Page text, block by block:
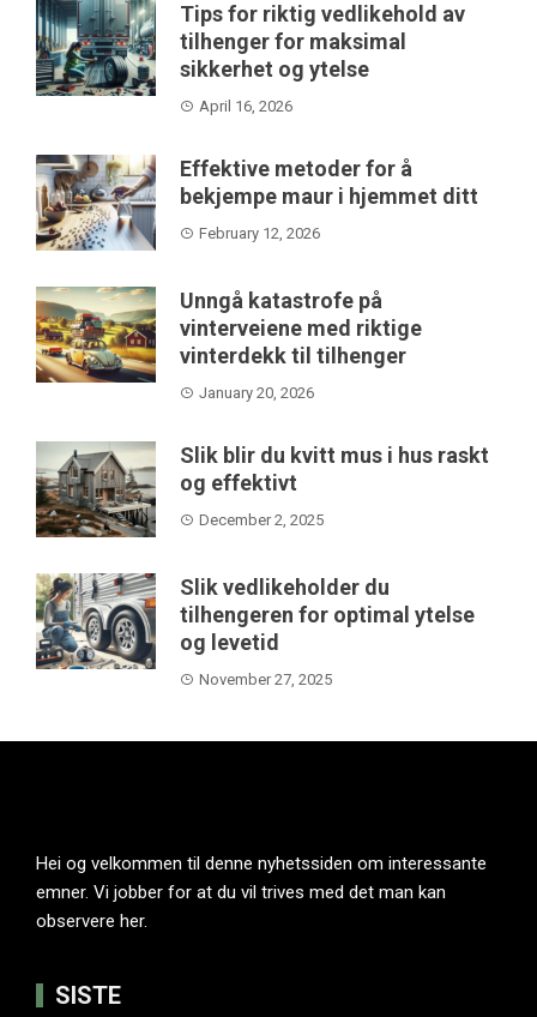
Tips for riktig vedlikehold av
tilhenger for maksimal
sikkerhet og ytelse
April 16, 2026
Effektive metoder for å
bekjempe maur i hjemmet ditt
February 12, 2026
Unngå katastrofe på
vinterveiene med riktige
vinterdekk til tilhenger
January 20, 2026
Slik blir du kvitt mus i hus raskt
og effektivt
December 2, 2025
Slik vedlikeholder du
tilhengeren for optimal ytelse
og levetid
November 27, 2025
Hei og velkommen til denne nyhetssiden om interessante
emner. Vi jobber for at du vil trives med det man kan
observere her.
SISTE